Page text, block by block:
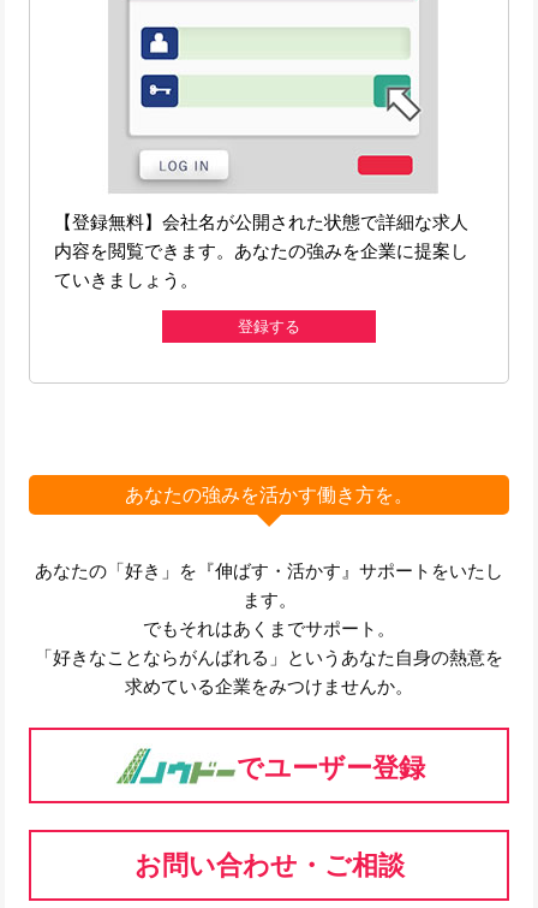
【登録無料】会社名が公開された状態で詳細な求人
内容を閲覧できます。あなたの強みを企業に提案し
ていきましょう。
登録する
あなたの強みを活かす働き方を。
あなたの「好き」を『伸ばす・活かす』サポートをいたし
ます。
でもそれはあくまでサポート。
「好きなことならがんばれる」というあなた自身の熱意を
求めている企業をみつけませんか。
でユーザー登録
お問い合わせ・ご相談